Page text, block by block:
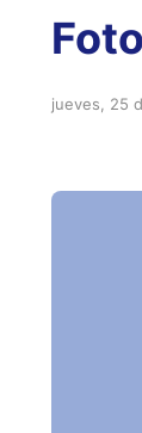
jueves, 25